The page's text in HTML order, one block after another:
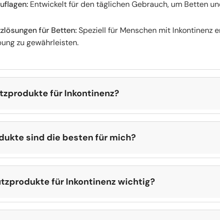
Entwickelt für den täglichen Gebrauch, um Betten
für Betten:Speziell für Menschen mit Inkontinenz
zu gewährleisten.
für Inkontinenz?
variieren je nach Größe und Funktion.Wasserdichte
Schutzbezügeund medizinische
das passende Produkt je nach Einsatzbereich und
sind die besten für mich?
hängt von Ihren Bedürfnissen und der Häufigkeit der
Ideal für den täglichen Schutz von Betten, um Matratzen
Perfekt für Menschen, die eine zuverlässige und
für Inkontinenz wichtig?
um eine saubere und hygienische Umgebung